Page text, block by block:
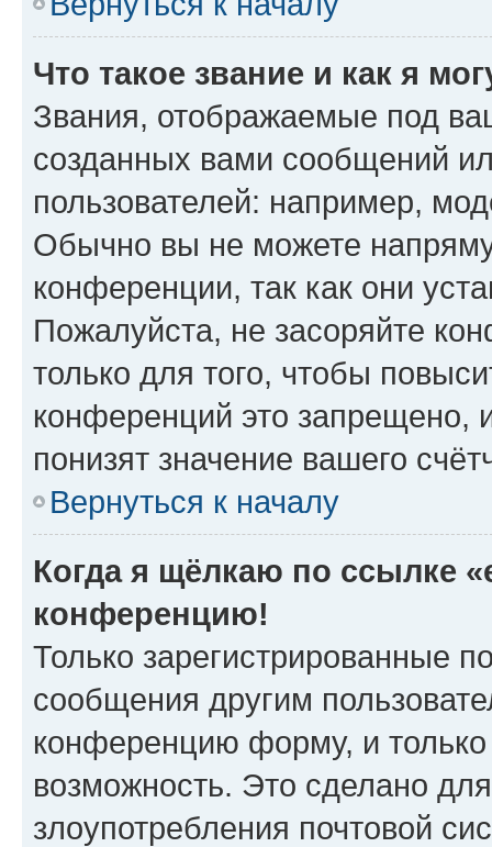
Что такое звание и как я
Звания, отображаемые под
созданных вами сообщений
пользователей: например,
Обычно вы не можете
конференции, так как они
Пожалуйста, не засоряйте
только для того, чтобы
конференций это запрещено,
понизят значение вашего
Вернуться к началу
Когда я щёлкаю по ссылке
конференцию!
Только зарегистрированные
сообщения другим
конференцию форму, и
возможность. Это сделано
злоупотребления почтовой